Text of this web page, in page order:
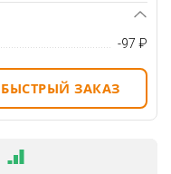
-97 ₽
БЫСТРЫЙ ЗАКАЗ